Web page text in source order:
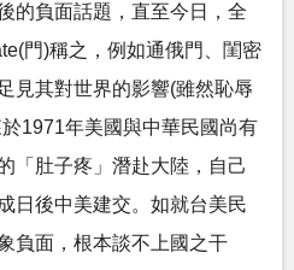
的負面話題，直至今日，全
門)稱之，例如通俄門、閨密
見其對世界的影響(雖然恥辱
1971年美國與中華民國尚有
「肚子疼」潛赴大陸，自己
日後中美建交。如就台美民
負面，根本談不上國之干